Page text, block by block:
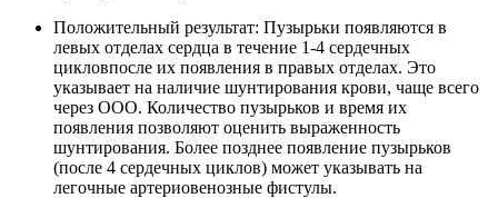
Положительный результат: Пузырьки появляются в
левых отделах сердца в течение 1-4 сердечных
цикловпосле их появления в правых отделах. Это
указывает на наличие шунтирования крови, чаще всего
через ООО. Количество пузырьков и время их
появления позволяют оценить выраженность
шунтирования. Более позднее появление пузырьков
(после 4 сердечных циклов) может указывать на
легочные артериовенозные фистулы.